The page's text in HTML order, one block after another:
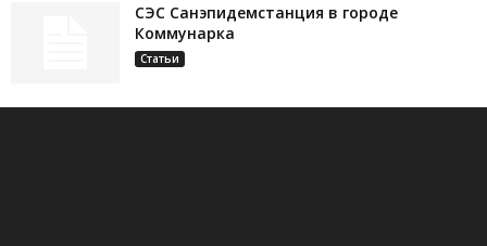
СЭС Санэпидемстанция в городе
Коммунарка
Статьи